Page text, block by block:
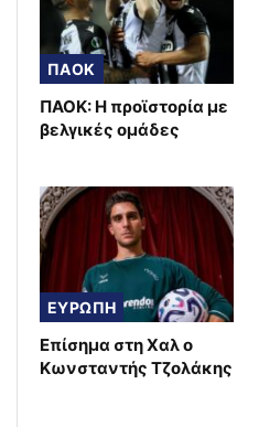
ΠΑΟΚ
ΠΑΟΚ: Η προϊστορία με
βελγικές ομάδες
ΕΥΡΩΠΗ
Επίσημα στη Χαλ ο
Κωνσταντής Τζολάκης